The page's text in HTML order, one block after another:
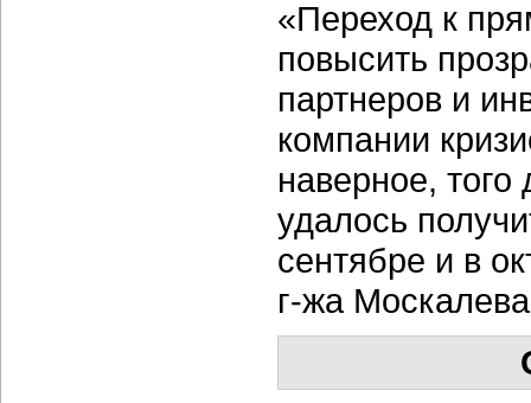
«Переход к
повысить
партнеров и
компании
наверное,
удалось
сентябре и в
г-жа